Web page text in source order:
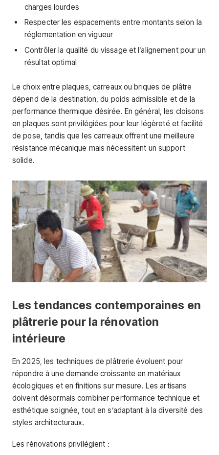
charges lourdes
Respecter les espacements entre montants selon la
réglementation en vigueur
Contrôler la qualité du vissage et l’alignement pour un
résultat optimal
Le choix entre plaques, carreaux ou briques de plâtre
dépend de la destination, du poids admissible et de la
performance thermique désirée. En général, les cloisons
en plaques sont privilégiées pour leur légèreté et facilité
de pose, tandis que les carreaux offrent une meilleure
résistance mécanique mais nécessitent un support
solide.
Les tendances contemporaines en
plâtrerie pour la rénovation
intérieure
En 2025, les techniques de plâtrerie évoluent pour
répondre à une demande croissante en matériaux
écologiques et en finitions sur mesure. Les artisans
doivent désormais combiner performance technique et
esthétique soignée, tout en s’adaptant à la diversité des
styles architecturaux.
Les rénovations privilégient :